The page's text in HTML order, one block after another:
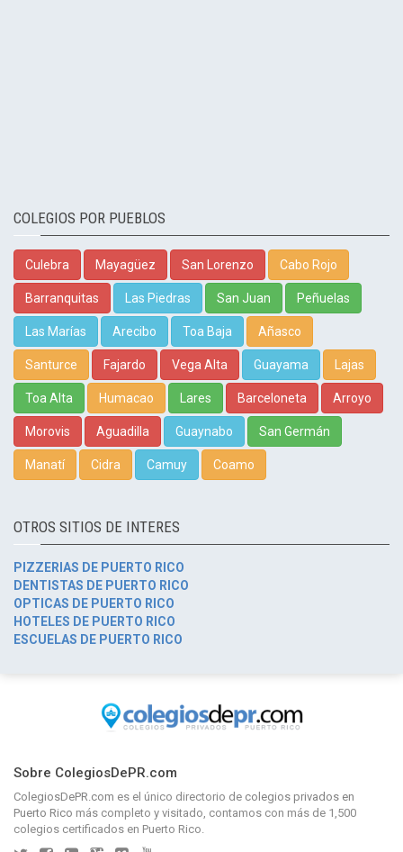
COLEGIOS POR PUEBLOS
Culebra Mayagüez San Lorenzo Cabo Rojo
Barranquitas Las Piedras San Juan Peñuelas
Las Marías Arecibo Toa Baja Añasco
Santurce Fajardo Vega Alta Guayama Lajas
Toa Alta Humacao Lares Barceloneta Arroyo
Morovis Aguadilla Guaynabo San Germán
Manatí Cidra Camuy Coamo
OTROS SITIOS DE INTERES
PIZZERIAS DE PUERTO RICO
DENTISTAS DE PUERTO RICO
OPTICAS DE PUERTO RICO
HOTELES DE PUERTO RICO
ESCUELAS DE PUERTO RICO
Sobre ColegiosDePR.com
ColegiosDePR.com es el único directorio de colegios privados en
Puerto Rico más completo y visitado, contamos con más de 1,500
colegios certificados en Puerto Rico.